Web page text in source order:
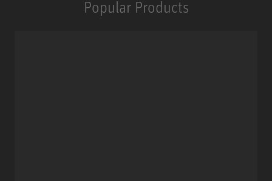
Popular Products